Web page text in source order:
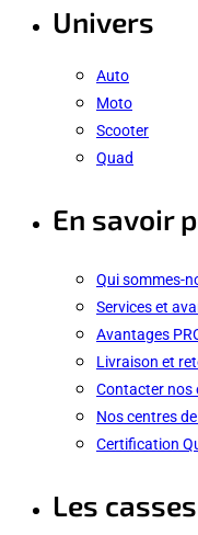
Univers
Auto
Moto
Scooter
Quad
En savoir
Qui sommes-
Services et
Avantages
Livraison et
Contacter nos
Nos centres
Certification
Les